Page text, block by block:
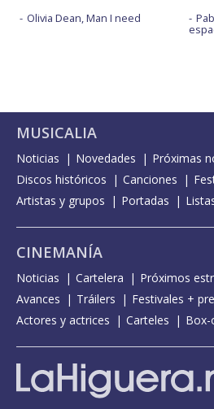
Olivia Dean, Man I need
MUSICALIA
Noticias Novedades
Próximas
Discos históricos
Canciones
Artistas y grupos
Portadas
CINEMANÍA
Noticias Cartelera Próximos
Avances
Tráilers
Festivales +
Actores y actrices
Carteles